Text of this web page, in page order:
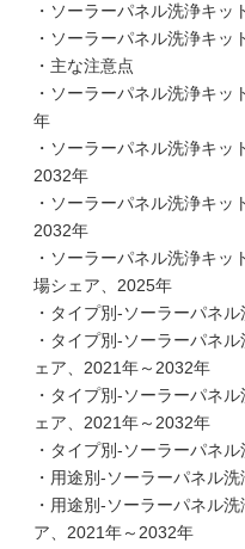
・ソーラーパネル洗浄キッ
・ソーラーパネル洗浄キ
・主な注意点
・ソーラーパネル洗浄キ
年
・ソーラーパネル洗浄キッ
2032年
・ソーラーパネル洗浄キッ
2032年
・ソーラーパネル洗浄キ
場シェア、2025年
・タイプ別-ソーラーパネ
・タイプ別-ソーラーパネ
ェア、2021年～2032年
・タイプ別-ソーラーパネ
ェア、2021年～2032年
・タイプ別-ソーラーパネ
・用途別-ソーラーパネル
・用途別-ソーラーパネル
ア、2021年～2032年